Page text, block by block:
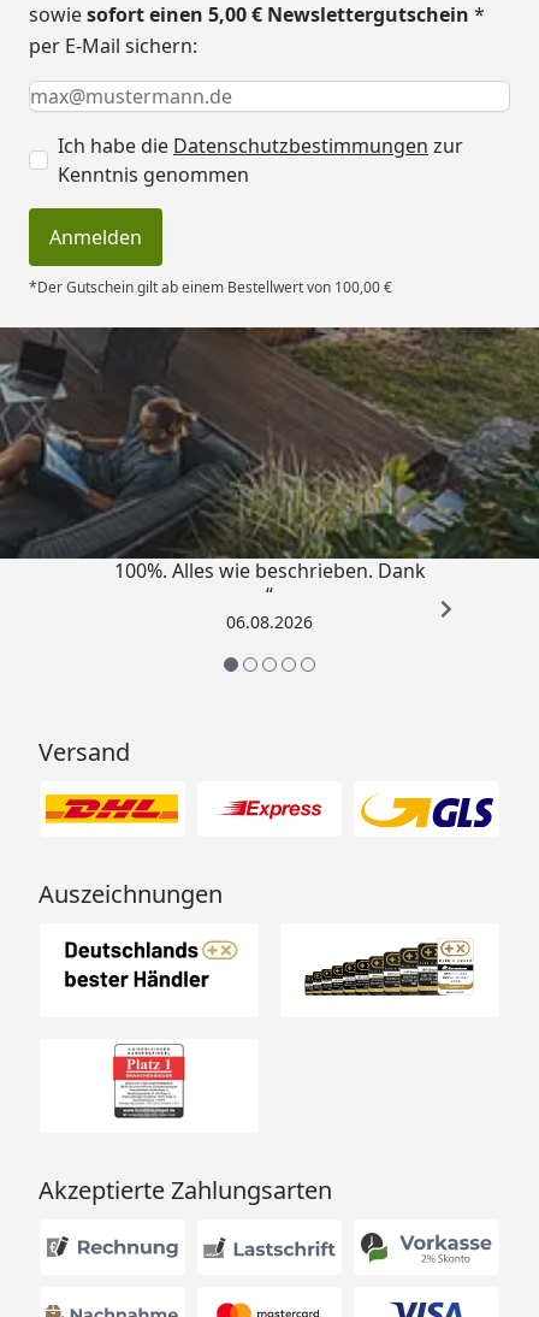
sowiesofort einen 5,00 € Newslettergutschein *
per E-Mail sichern:
Keine Eingabe erforderlich
Eingabe erforderlich
E-Mail *
Ich habe die Datenschutzbestimmungen zur
Kenntnis genommen
Anmelden
*Der Gutschein gilt ab einem Bestellwert von 100,00 €
Trusted Shops
4,83/ 5
„Super schnell gelifert. Ware passt
100%. Alles wie beschrieben. Dank
“
06.08.2026
Versand
Auszeichnungen
Akzeptierte Zahlungsarten